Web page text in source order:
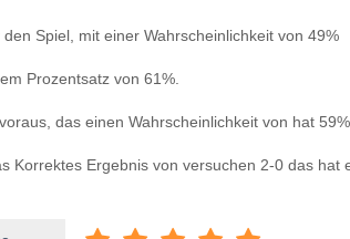
Spiel, mit einer Wahrscheinlichkeit von 49%
Prozentsatz von 61%.
das einen Wahrscheinlichkeit von hat 59%
Korrektes Ergebnis von versuchen 2-0 das hat